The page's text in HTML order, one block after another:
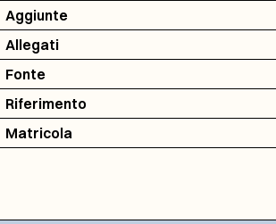
Aggiunte
Allegati
Fonte
Riferimento
Matricola